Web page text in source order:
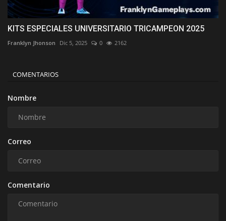
KITS ESPECIALES UNIVERSITARIO TRICAMPEON 2025
Franklyn Jhonson Dic 5, 2025 0 2162
COMENTARIOS
Nombre
Correo
Comentario